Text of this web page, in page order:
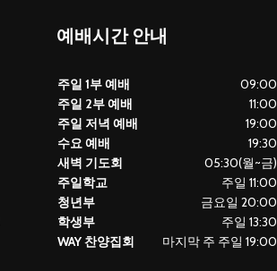
예배시간 안내
주일 1부 예배
09:00
주일 2부 예배
11:00
주일 저녁 예배
19:00
수요 예배
19:30
새벽 기도회
05:30(월~금)
주일학교
주일 11:00
청년부
금요일 20:00
학생부
주일 13:30
WAY 찬양집회
마지막 주 주일 19:00